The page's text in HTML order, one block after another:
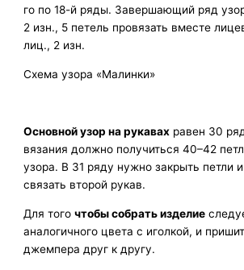
го по 18-й ряды. Завершающий ряд
2 изн., 5 петель провязать вместе
лиц., 2 изн.
Схема узора «Малинки»
Основной узор на рукавах равен 30
вязания должно получиться 40–42
узора. В 31 ряду нужно закрыть петли
связать второй рукав.
Для тогочтобы собрать изделие
аналогичного цвета с иголкой, и
джемпера друг к другу.